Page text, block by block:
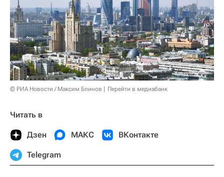
© РИА Новости / Максим Блинов Перейти в медиабанк
Читать в
Дзен МАКС ВКонтакте
Telegram